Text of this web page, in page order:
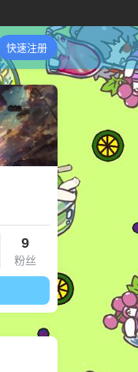
快速注册
9
粉丝